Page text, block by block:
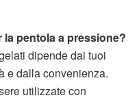
la pentola a pressione?
dipende dai tuoi
e dalla convenienza.
utilizzate con